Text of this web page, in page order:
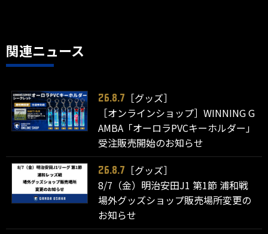
関連ニュース
26.8.7
［グッズ］
［オンラインショップ］WINNING G
AMBA「オーロラPVCキーホルダー」
受注販売開始のお知らせ
26.8.7
［グッズ］
8/7（金）明治安田J1 第1節 浦和戦
場外グッズショップ販売場所変更の
お知らせ